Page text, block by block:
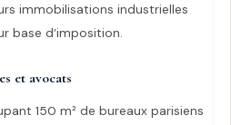
immobilisations industrielles
base d’imposition.
et avocats
150 m² de bureaux parisiens